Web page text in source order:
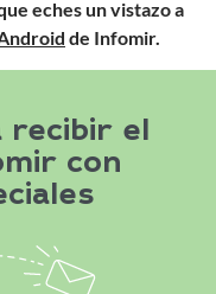
eches un vistazo a
de Infomir.
recibir el
con